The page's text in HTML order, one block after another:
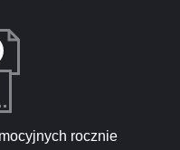
rocznie